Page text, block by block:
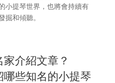
小提琴世界，也將會持續有
掘和傾聽。
介紹文章？
些知名的小提琴